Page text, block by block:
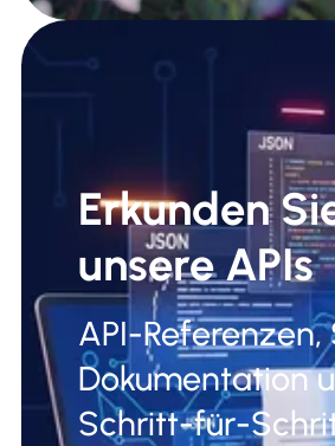
Erkunden
unsere APIs
API-Referenzen,
Dokumentation
Schritt-für-